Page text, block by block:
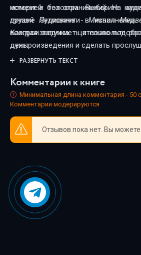
момент и без ограничений. На
лучшие аудиокниги в исполнении
Каждая озвучка тщательно
дух произведения и сделать
комфортным. Новинки и классика,
каждый нашёл книгу по душе.
историей голосом. Выберите
друзей Петровича - Михаил
воспроизведение - и позвольте
день.
РАЗВЕРНУТЬ ТЕКСТ
Комментарии к книге
Минимальная длина комментария - 50
Комментарии модерируются
Отзывов пока нет. Вы